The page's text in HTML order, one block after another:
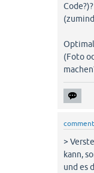
(Foto
>
kann,
und es